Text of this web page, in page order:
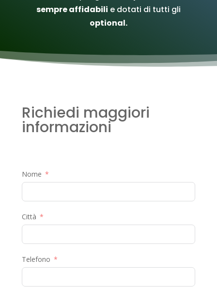
sempre affidabili e dotati di tutti gli
optional.
Richiedi maggiori
informazioni
Nome
Città
Telefono